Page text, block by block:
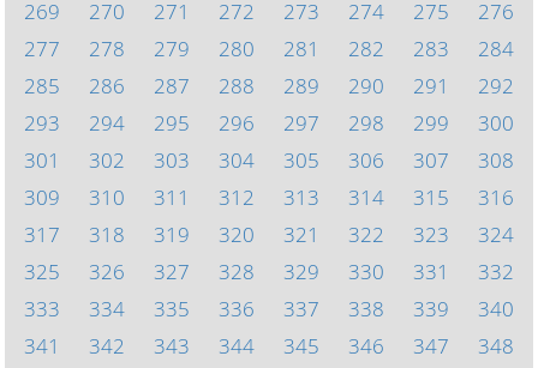
269
270 271 272 273 274 275
276
277
278 279 280 281 282 283
284
285
286 287 288 289 290 291
292
293
294 295 296 297 298 299
300
301
302 303 304 305 306 307
308
309
310 311 312 313 314 315
316
317
318 319 320 321 322 323
324
325
326 327 328 329 330 331
332
333
334 335 336 337 338 339
340
341
342 343 344 345 346 347
348